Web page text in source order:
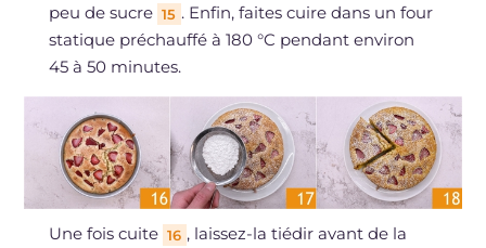
peu de sucre 15 . Enfin, faites cuire dans un four
statique préchauffé à 180 °C pendant environ
45 à 50 minutes.
Une fois cuite 16 , laissez-la tiédir avant de la